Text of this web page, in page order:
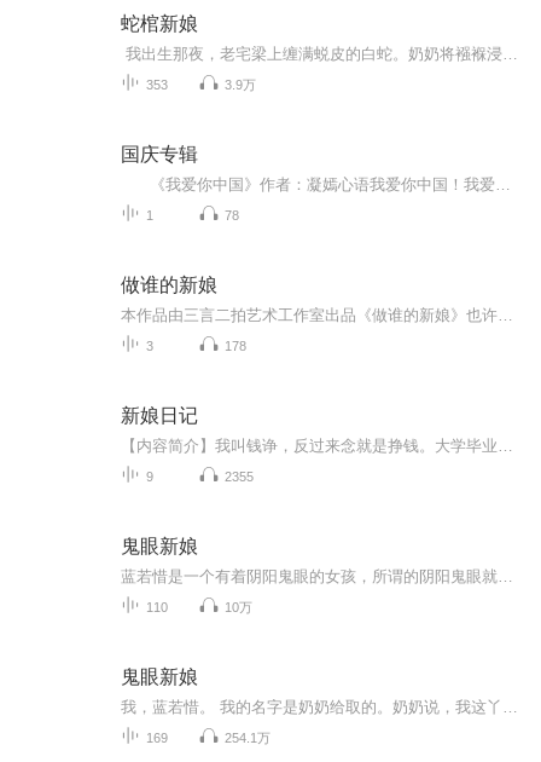
蛇棺新娘
353 3.9万
国庆专辑
1 78
做谁的新娘
3 178
新娘日记
9 2355
鬼眼新娘
110 10万
鬼眼新娘
169 254.1万